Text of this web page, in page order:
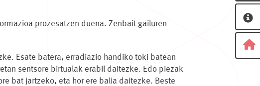
prozesatzen duena. Zenbait gailuren
Esate batera, erradiazio handiko toki batean
sentsore birtualak erabil daitezke. Edo piezak
bat jartzeko, eta hor ere balia daitezke. Beste